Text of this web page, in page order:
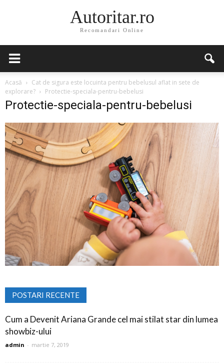
Autoritar.ro
Recomandari Online
Acasă
Cat de sigura este locuinta pentru bebelusul aflat in sete de
explorare?
Protectie-speciala-pentru-bebelusi
Protectie-speciala-pentru-bebelusi
POSTARI RECENTE
Cum a Devenit Ariana Grande cel mai stilat star din lumea
showbiz-ului
admin - martie 7, 2019